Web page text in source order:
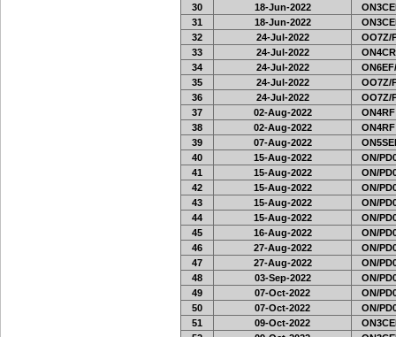
30
18-Jun-2022
31
18-Jun-2022
32
24-Jul-2022
OO7Z/
33
24-Jul-2022
34
24-Jul-2022
35
24-Jul-2022
OO7Z/
36
24-Jul-2022
OO7Z/
37
02-Aug-2022
ON4RF
38
02-Aug-2022
ON4RF
39
07-Aug-2022
40
15-Aug-2022
ON/
41
15-Aug-2022
ON/
42
15-Aug-2022
ON/
43
15-Aug-2022
ON/
44
15-Aug-2022
ON/
45
16-Aug-2022
ON/
46
27-Aug-2022
ON/
47
27-Aug-2022
ON/
48
03-Sep-2022
ON/
49
07-Oct-2022
ON/
50
07-Oct-2022
ON/
51
09-Oct-2022